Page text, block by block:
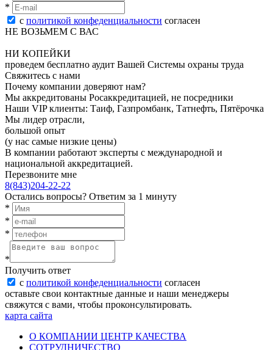
*
с политикой конфеденциальности согласен
НЕ ВОЗЬМЕМ С ВАС
НИ КОПЕЙКИ
проведем бесплатно аудит Вашей Системы охраны труда
Свяжитесь с нами
Почему компании доверяют нам?
Мы аккредитованы Росаккредитацией, не посредники
Наши VIP клиенты: Таиф, Газпромбанк, Татнефть, Пятёрочка
Мы лидер отрасли,
большой опыт
(у нас самые низкие цены)
В компании работают эксперты с международной и
национальной аккредитацией.
Перезвоните мне
8(843)204-22-22
Остались вопросы? Ответим за 1 минуту
*
*
*
*
Получить ответ
с политикой конфеденциальности согласен
оставьте свои контактные данные и наши менеджеры
свяжутся с вами, чтобы проконсультировать.
карта сайта
О КОМПАНИИ ЦЕНТР КАЧЕСТВА
СОТРУДНИЧЕСТВО